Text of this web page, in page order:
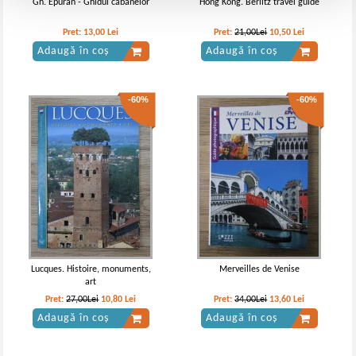
Gh. Epuran - Ghidul cabanelor
Pret: 13,00 Lei
Adaugă în coș
Hong Kong. Berlitz travel guide
Pret:21,00Lei 10,50 Lei
Adaugă în coș
-60%
Lucques. Histoire, monuments,
art
Pret:27,00Lei 10,80 Lei
Adaugă în coș
-60%
Merveilles de Venise
Pret:34,00Lei 13,60 Lei
Adaugă în coș